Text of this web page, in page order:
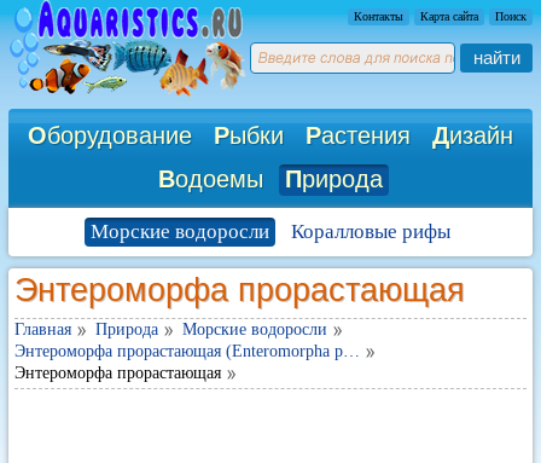
Контакты Карта сайта Поиск
найти
Оборудование Рыбки Растения Дизайн
Водоемы Природа
Морские водоросли Коралловые рифы
Энтероморфа прорастающая
Главная Природа
Морские водоросли
Энтероморфа прорастающая (Enteromorpha p…
Энтероморфа прорастающая